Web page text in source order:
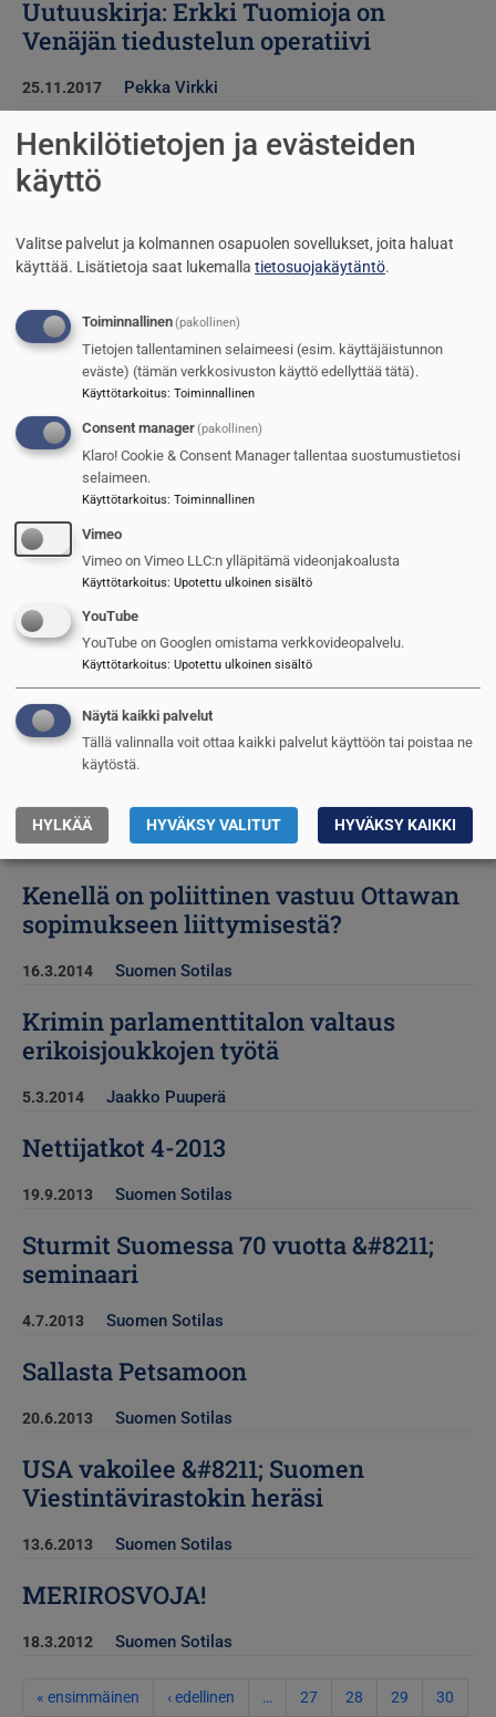
Uutuuskirja: Erkki Tuomioja on
Venäjän tiedustelun operatiivi
25.11.2017 Pekka Virkki
Kyberturvaa
22.3.2016
Jälleen savuava ase &#8211; Venäjän
valhe paljastuu &#8211; 3 200
27.8.2015 Jaakko Puuperä
Reserviläisliitto haluaa vaimentaa
keskustelun kodinturvasta
29.1.2015 Pekka Mäkelä
Johtajan päiväkirjasta, valtiovierailun
aamuna
15.8.2014 Suomen Sotilas
John R. Schindler: kuinka voitetaan
Kylmä Sota 2.0
15.4.2014 Pekka Mäkelä
Onko talouspakotteet Suomelle
22.3.2014 Suomen Sotilas
Kenellä on poliittinen vastuu Ottawan
sopimukseen liittymisestä?
16.3.2014 Suomen Sotilas
Krimin parlamenttitalon valtaus
erikoisjoukkojen työtä
5.3.2014 Jaakko Puuperä
Nettijatkot 4-2013
19.9.2013 Suomen Sotilas
Sturmit Suomessa 70 vuotta &#8211;
seminaari
4.7.2013 Suomen Sotilas
Sallasta Petsamoon
20.6.2013 Suomen Sotilas
USA vakoilee &#8211; Suomen
Viestintävirastokin heräsi
13.6.2013 Suomen Sotilas
MERIROSVOJA!
18.3.2012 Suomen Sotilas
Sivutus
« ensimmäinen Ensimmäinen sivu
‹ edellinen Edellinen sivu
… 27 28 29 30
Henkilötietojen ja evästeiden
käyttö
Valitse palvelut ja kolmannen osapuolen sovellukset, joita haluat
käyttää. Lisätietoja saat lukemalla tietosuojakäytäntö.
Toiminnallinen(pakollinen)
Tietojen tallentaminen selaimeesi (esim. käyttäjäistunnon
eväste) (tämän verkkosivuston käyttö edellyttää tätä).
Käyttötarkoitus: Toiminnallinen
Consent manager(pakollinen)
Klaro! Cookie & Consent Manager tallentaa suostumustietosi
selaimeen.
Käyttötarkoitus: Toiminnallinen
Vimeo
Vimeo on Vimeo LLC:n ylläpitämä videonjakoalusta
Käyttötarkoitus: Upotettu ulkoinen sisältö
YouTube
YouTube on Googlen omistama verkkovideopalvelu.
Käyttötarkoitus: Upotettu ulkoinen sisältö
Näytä kaikki palvelut
Tällä valinnalla voit ottaa kaikki palvelut käyttöön tai poistaa ne
käytöstä.
HYLKÄÄ HYVÄKSY VALITUT HYVÄKSY KAIKKI